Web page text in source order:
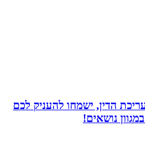
הדין, ישמחו להעניק לכם
נושאים!